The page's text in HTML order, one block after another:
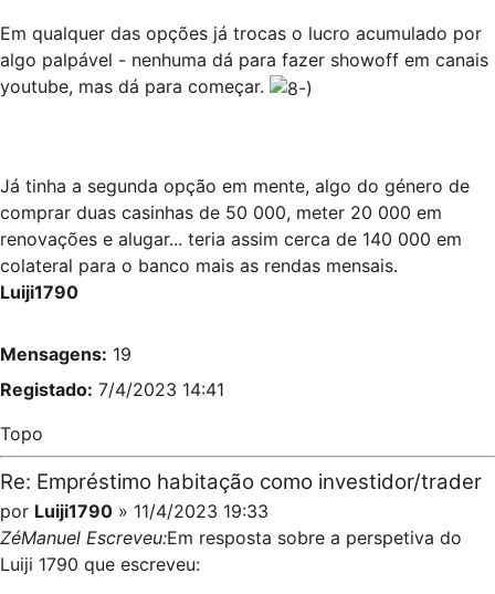
Em qualquer das opções já trocas o lucro acumulado por
algo palpável - nenhuma dá para fazer showoff em canais
youtube, mas dá para começar.
Já tinha a segunda opção em mente, algo do género de
comprar duas casinhas de 50 000, meter 20 000 em
renovações e alugar... teria assim cerca de 140 000 em
colateral para o banco mais as rendas mensais.
Luiji1790
Mensagens: 19
Registado: 7/4/2023 14:41
Topo
Re: Empréstimo habitação como investidor/trader
por Luiji1790 » 11/4/2023 19:33
ZéManuel Escreveu:Em resposta sobre a perspetiva do
Luiji 1790 que escreveu: